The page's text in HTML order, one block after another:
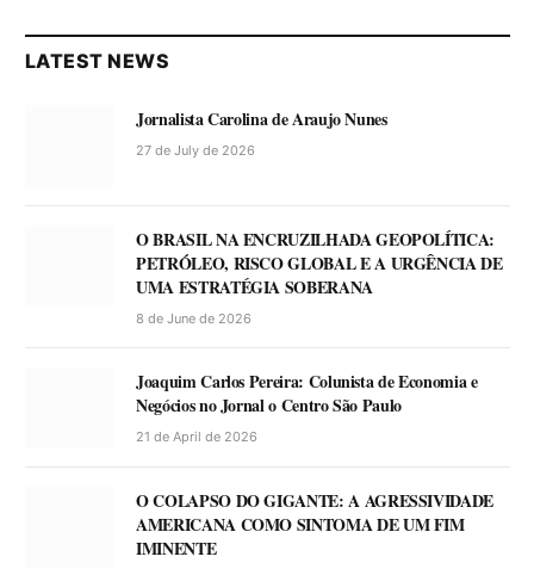
LATEST NEWS
Jornalista Carolina de Araujo Nunes
27 de July de 2026
O BRASIL NA ENCRUZILHADA GEOPOLÍTICA:
PETRÓLEO, RISCO GLOBAL E A URGÊNCIA DE
UMA ESTRATÉGIA SOBERANA
8 de June de 2026
Joaquim Carlos Pereira: Colunista de Economia e
Negócios no Jornal o Centro São Paulo
21 de April de 2026
O COLAPSO DO GIGANTE: A AGRESSIVIDADE
AMERICANA COMO SINTOMA DE UM FIM
IMINENTE